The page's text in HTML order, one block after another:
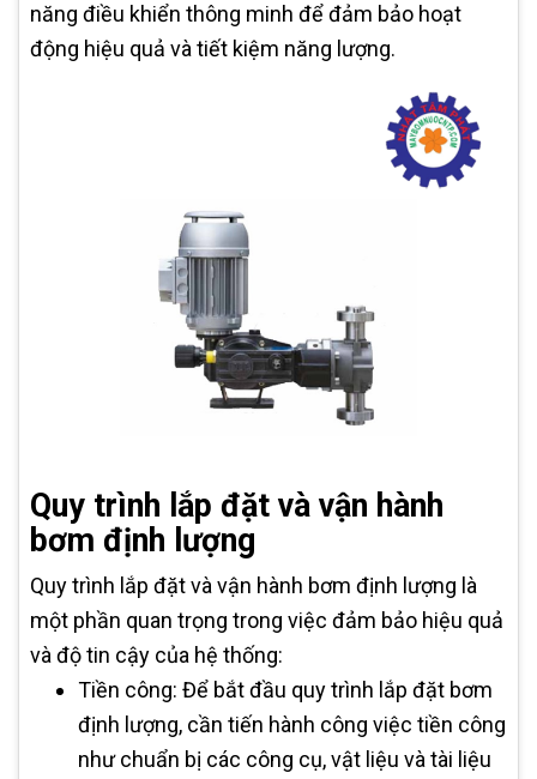
năng điều khiển thông minh để đảm bảo hoạt
động hiệu quả và tiết kiệm năng lượng.
Quy trình lắp đặt và vận hành
bơm định lượng
Quy trình lắp đặt và vận hành bơm định lượng là
một phần quan trọng trong việc đảm bảo hiệu quả
và độ tin cậy của hệ thống:
Tiền công: Để bắt đầu quy trình lắp đặt bơm
định lượng, cần tiến hành công việc tiền công
như chuẩn bị các công cụ, vật liệu và tài liệu